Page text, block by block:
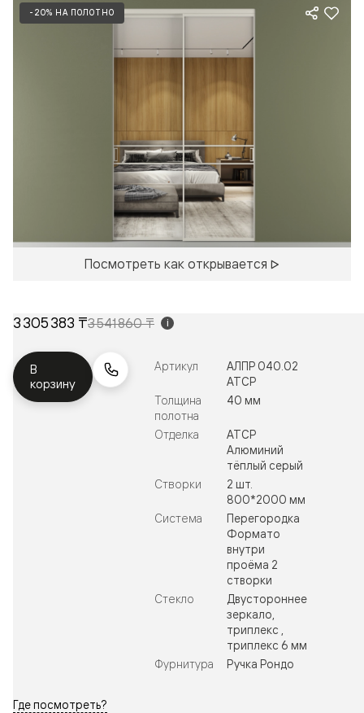
-20% НА ПОЛОТНО
Посмотреть как открывается
3 305 383 ₸3 541 860 ₸ i
В
корзину
Артикул
АЛПР 040.02
АТСР
Толщина
полотна
40 мм
Отделка
АТСР
Алюминий
тёплый серый
Створки
2 шт.
800*2000 мм
Система
Перегородка
Формато
внутри
проёма 2
створки
Стекло
Двустороннее
зеркало,
триплекс ,
триплекс 6 мм
Фурнитура
Ручка Рондо
Где посмотреть?